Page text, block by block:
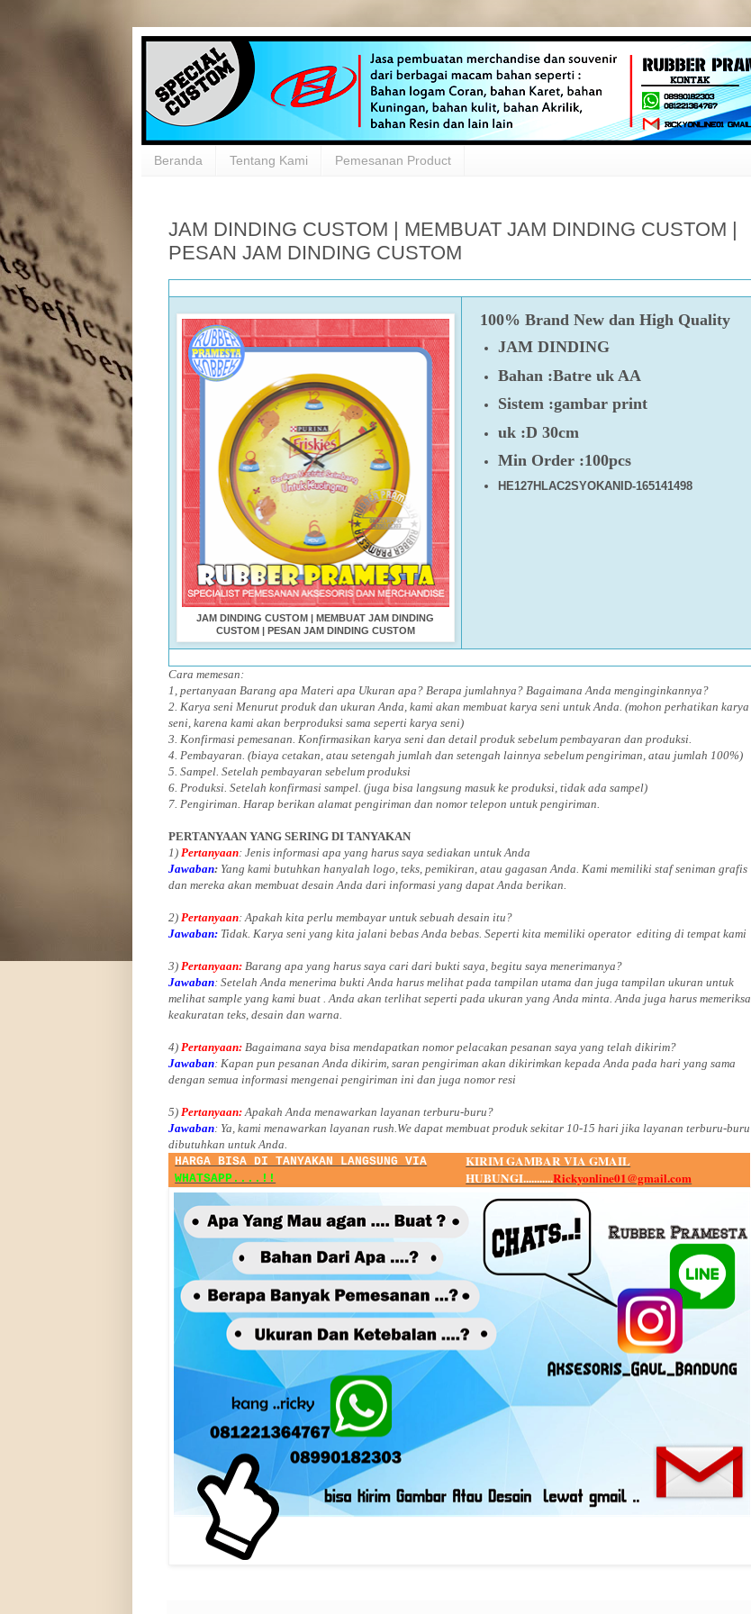
Beranda Tentang Kami Pemesanan Product
JAM DINDING CUSTOM | MEMBUAT JAM DINDING CUSTOM |
PESAN JAM DINDING CUSTOM
JAM DINDING CUSTOM | MEMBUAT JAM DINDING
CUSTOM | PESAN JAM DINDING CUSTOM
100% Brand New dan High Quality
JAM DINDING
Bahan :Batre uk AA
Sistem :gambar print
uk :D 30cm
Min Order :100pcs
HE127HLAC2SYOKANID-165141498
Cara memesan:
1, pertanyaan Barang apa Materi apa Ukuran apa? Berapa jumlahnya? Bagaimana Anda menginginkannya?
2. Karya seni Menurut produk dan ukuran Anda, kami akan membuat karya seni untuk Anda. (mohon perhatikan karya
seni, karena kami akan berproduksi sama seperti karya seni)
3. Konfirmasi pemesanan. Konfirmasikan karya seni dan detail produk sebelum pembayaran dan produksi.
4. Pembayaran. (biaya cetakan, atau setengah jumlah dan setengah lainnya sebelum pengiriman, atau jumlah 100%)
5. Sampel. Setelah pembayaran sebelum produksi
6. Produksi. Setelah konfirmasi sampel. (juga bisa langsung masuk ke produksi, tidak ada sampel)
7. Pengiriman. Harap berikan alamat pengiriman dan nomor telepon untuk pengiriman.
PERTANYAAN YANG SERING DI TANYAKAN
1) Pertanyaan: Jenis informasi apa yang harus saya sediakan untuk Anda
Jawaban: Yang kami butuhkan hanyalah logo, teks, pemikiran, atau gagasan Anda. Kami memiliki staf seniman grafis
dan mereka akan membuat desain Anda dari informasi yang dapat Anda berikan.
2) Pertanyaan: Apakah kita perlu membayar untuk sebuah desain itu?
Jawaban: Tidak. Karya seni yang kita jalani bebas Anda bebas. Seperti kita memiliki operator editing di tempat kami
3) Pertanyaan: Barang apa yang harus saya cari dari bukti saya, begitu saya menerimanya?
Jawaban: Setelah Anda menerima bukti Anda harus melihat pada tampilan utama dan juga tampilan ukuran untuk
melihat sample yang kami buat . Anda akan terlihat seperti pada ukuran yang Anda minta. Anda juga harus memeriksa
keakuratan teks, desain dan warna.
4) Pertanyaan: Bagaimana saya bisa mendapatkan nomor pelacakan pesanan saya yang telah dikirim?
Jawaban: Kapan pun pesanan Anda dikirim, saran pengiriman akan dikirimkan kepada Anda pada hari yang sama
dengan semua informasi mengenai pengiriman ini dan juga nomor resi
5) Pertanyaan:Apakah Anda menawarkan layanan terburu-buru?
Jawaban: Ya, kami menawarkan layanan rush.We dapat membuat produk sekitar 10-15 hari jika layanan terburu-buru
dibutuhkan untuk Anda.
HARGA BISA DI TANYAKAN LANGSUNG VIA
WHATSAPP....!!
KIRIM GAMBAR VIA GMAIL
HUBUNGI...........Rickyonline01@gmail.com